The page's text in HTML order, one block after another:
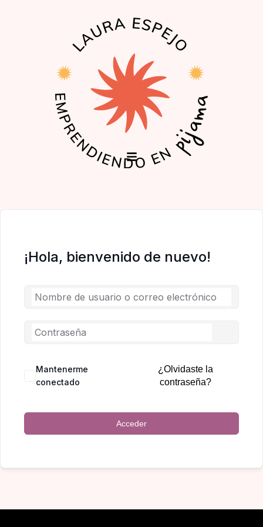
¡Hola, bienvenido de nuevo!
Mantenerme
conectado
¿Olvidaste la
contraseña?
Acceder